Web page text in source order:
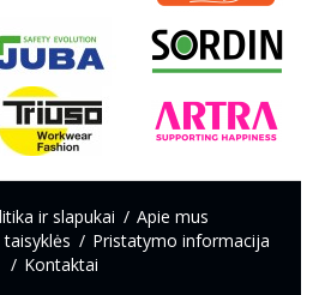
ir slapukai
Apie mus
Pristatymo informacija
Kontaktai